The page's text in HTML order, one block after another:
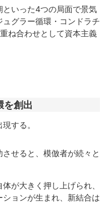
いった4つの局面で景気
グラー循環・コンドラチ
ね合わせとして資本主義
を創出
する。
させると、模倣者が続々と
が大きく押し上げられ、
ョンが生まれ、新結合は